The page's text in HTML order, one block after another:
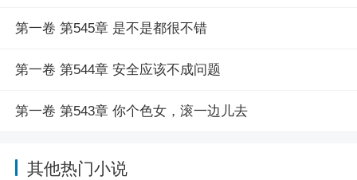
第一卷 第545章 是不是都很不错
第一卷 第544章 安全应该不成问题
第一卷 第543章 你个色女，滚一边儿去
其他热门小说